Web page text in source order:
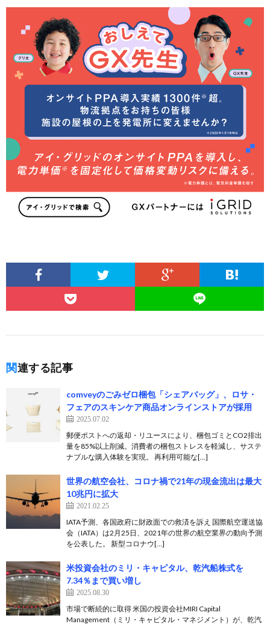
関連する記事
comveyのごみゼロ梱包「シェアバッグ」、ロサ・
フェアのスキンケア商品オンラインストアが採用
2025.07.02
郵便ポストへの返却・リユースにより、梱包ゴミとCO2排出
量を85%以上削減。消費者の梱包ストレスを軽減し、サステ
ナブルな購入体験を実現。 再利用可能な[…]
世界の航空会社、コロナ禍で21年の現金流出は最大
10兆円に拡大
2021.02.25
IATA予測、各国政府に財政面での救済を訴え 国際航空運送協
会（IATA）は2月25日、2021年の世界の航空業界の動向予測
を公表した。 新型コロナウ[…]
米投資会社のミリ・キャピタル、乾汽船株式を
7.34％まで買い増し
2025.08.30
市場で断続的に取得 米国の投資会社MIRI Capital
Management（ミリ・キャピタル・マネジメント）が、乾汽